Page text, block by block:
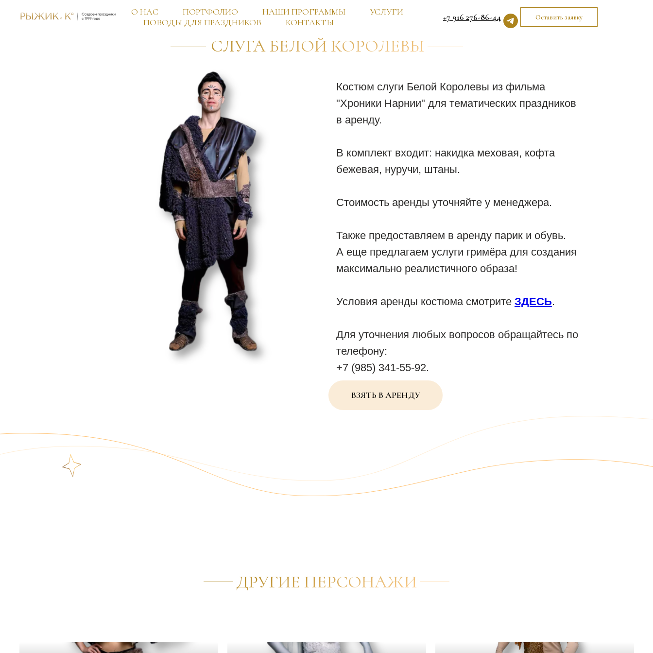
О НАС ПОРТФОЛИО НАШИ ПРОГРАММЫ
УСЛУГИ
ПОВОДЫ ДЛЯ ПРАЗДНИКОВ
КОНТАКТЫ +7 916 276-86-44 Оставить заявку
СЛУГА БЕЛОЙ КОРОЛЕВЫ
Костюм слуги Белой Королевы из фильма
"Хроники Нарнии" для тематических праздников
в аренду.
В комплект входит: накидка меховая, кофта
бежевая, нуручи, штаны.
Стоимость аренды уточняйте у менеджера.
Также предоставляем в аренду парик и обувь.
А еще предлагаем услуги гримёра для создания
максимально реалистичного образа!
Условия аренды костюма смотрите ЗДЕСЬ.
Для уточнения любых вопросов обращайтесь по
телефону:
+7 (985) 341-55-92.
ВЗЯТЬ В АРЕНДУ
ДРУГИЕ ПЕРСОНАЖИ